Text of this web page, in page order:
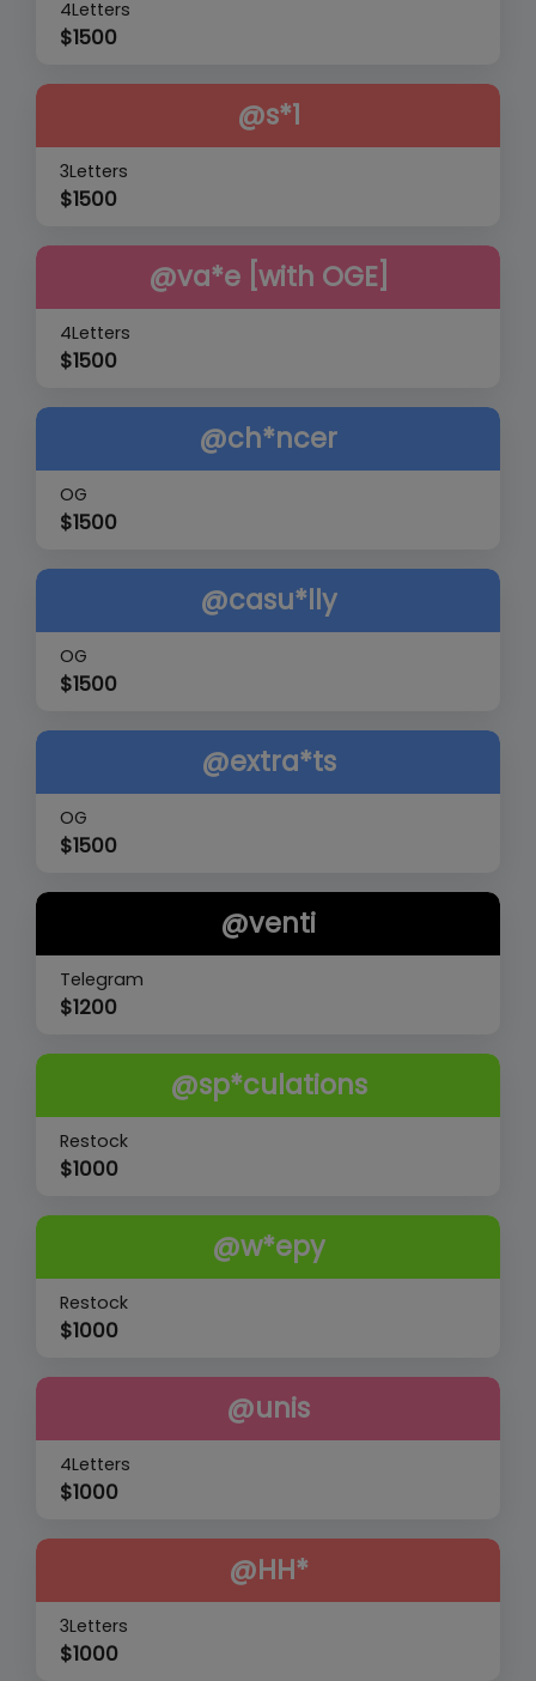
4Letters
$1500
@s*1
3Letters
$1500
@va*e [with OGE]
4Letters
$1500
@ch*ncer
OG
$1500
@casu*lly
OG
$1500
@extra*ts
OG
$1500
@venti
Telegram
$1200
@sp*culations
Restock
$1000
@w*epy
Restock
$1000
@unis
4Letters
$1000
@HH*
3Letters
$1000